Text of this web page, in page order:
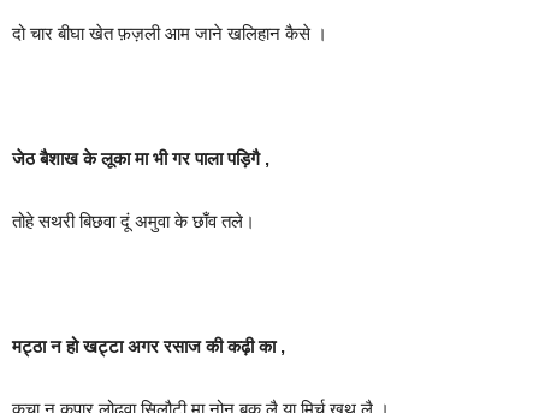
दो चार बीघा खेत फ़ज़ली आम जाने खलिहान कैसे ।
जेठ बैशाख के लूका मा भी गर पाला पड़िगै ,
तोहे सथरी बिछवा दूं अमुवा के छाँव तले।
मट्ठा न हो खट्टा अगर रसाज की कढ़ी का ,